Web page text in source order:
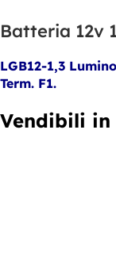
Batteria 12v
LGB12-1,3
Term. F1.
Vendibili in